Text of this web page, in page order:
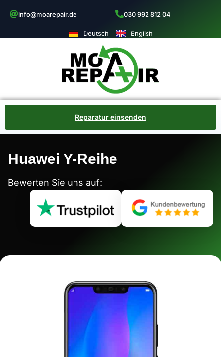
info@moarepair.de 030 992 812 04
Deutsch English
Reparatur einsenden
Huawei Y-Reihe
Bewerten Sie uns auf: